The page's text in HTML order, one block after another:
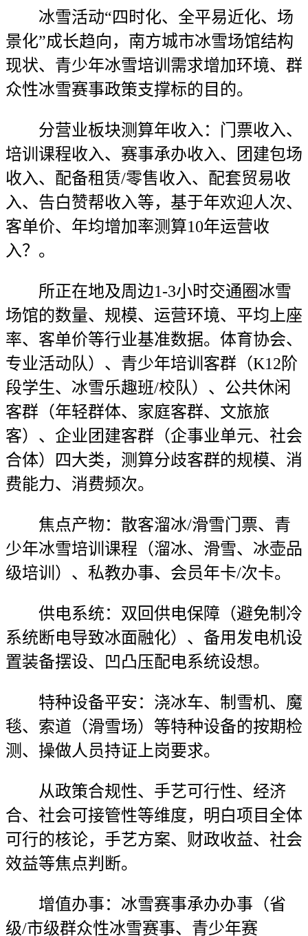
冰雪活动“四时化、全平易近化、场
景化”成长趋向，南方城市冰雪场馆结构
现状、青少年冰雪培训需求增加环境、群
众性冰雪赛事政策支撑标的目的。
分营业板块测算年收入：门票收入、
培训课程收入、赛事承办收入、团建包场
收入、配备租赁/零售收入、配套贸易收
入、告白赞帮收入等，基于年欢迎人次、
客单价、年均增加率测算10年运营收
入？。
所正在地及周边1-3小时交通圈冰雪
场馆的数量、规模、运营环境、平均上座
率、客单价等行业基准数据。体育协会、
专业活动队）、青少年培训客群（K12阶
段学生、冰雪乐趣班/校队）、公共休闲
客群（年轻群体、家庭客群、文旅旅
客）、企业团建客群（企事业单元、社会
合体）四大类，测算分歧客群的规模、消
费能力、消费频次。
焦点产物：散客溜冰/滑雪门票、青
少年冰雪培训课程（溜冰、滑雪、冰壶品
级培训）、私教办事、会员年卡/次卡。
供电系统：双回供电保障（避免制冷
系统断电导致冰面融化）、备用发电机设
置装备摆设、凹凸压配电系统设想。
特种设备平安：浇冰车、制雪机、魔
毯、索道（滑雪场）等特种设备的按期检
测、操做人员持证上岗要求。
从政策合规性、手艺可行性、经济
合、社会可接管性等维度，明白项目全体
可行的核论，手艺方案、财政收益、社会
效益等焦点判断。
增值办事：冰雪赛事承办办事（省
级/市级群众性冰雪赛事、青少年赛